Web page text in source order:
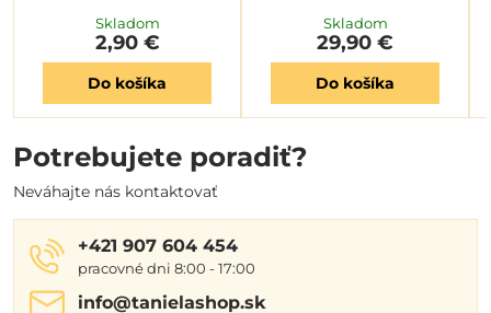
Skladom
2,90 €
Do košíka
Skladom
29,90 €
Do košíka
Potrebujete poradiť?
Neváhajte nás kontaktovať
+421 907 604 454
pracovné dni 8:00 - 17:00
info​@tanielashop​.sk